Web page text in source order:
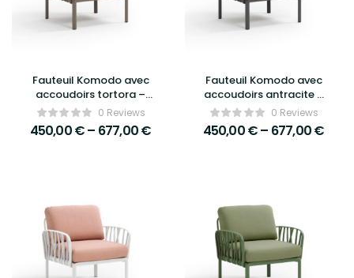
Fauteuil Komodo avec
accoudoirs tortora –
Nardi0 Reviews
450,00€– 677,00€
Fauteuil Komodo avec
accoudoirs antracite –
Nardi0 Reviews
450,00€– 677,00€